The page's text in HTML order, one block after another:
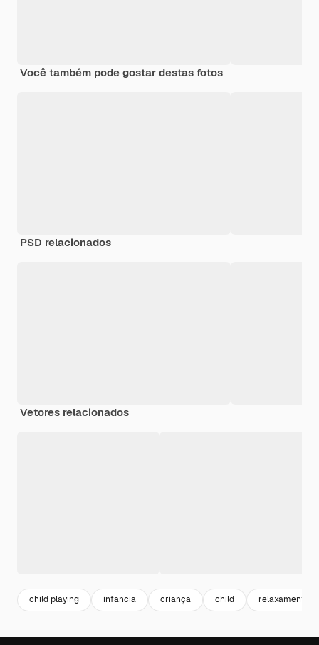
Você também pode gostar destas fotos
PSD relacionados
Vetores relacionados
child playing infancia criança child relaxamento